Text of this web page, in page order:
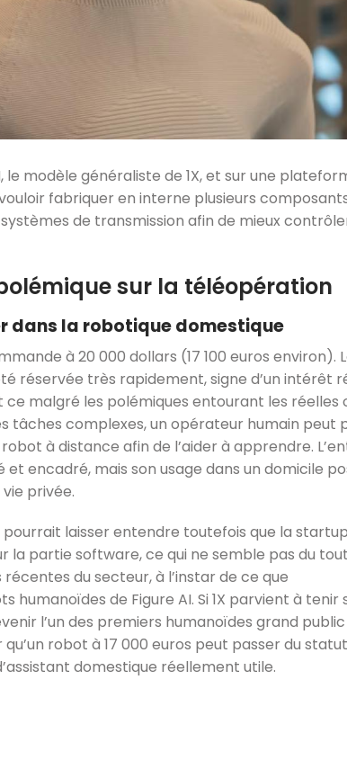
le modèle généraliste de 1X, et sur une
fabriquer en interne plusieurs
de transmission afin de mieux
sur la téléopération
dans la robotique domestique
à 20 000 dollars (17 100 euros environ).
réservée très rapidement, signe d’un intérêt
malgré les polémiques entourant les réelles
tâches complexes, un opérateur humain peut
à distance afin de l’aider à apprendre.
encadré, mais son usage dans un domicile
privée.
laisser entendre toutefois que la
la partie software, ce qui ne semble pas du tout
du secteur, à l’instar de ce que
humanoïdes de Figure AI. Si 1X parvient à tenir
l’un des premiers humanoïdes grand
robot à 17 000 euros peut passer du
domestique réellement utile.